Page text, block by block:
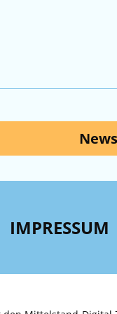
IMPRESSUM